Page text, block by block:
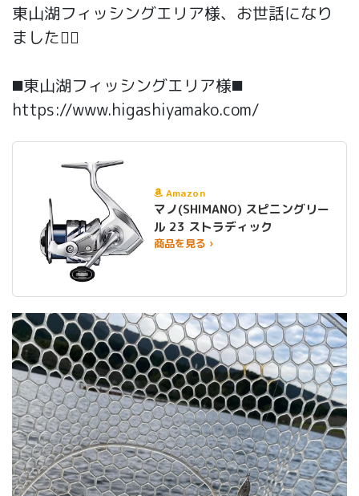
東山湖フィッシングエリア様、お世話になり
ました🙇‍♀️
◼️東山湖フィッシングエリア様◼️
https://www.higashiyamako.com/
Amazon
マノ(SHIMANO) スピニングリー
ル 23 ストラディック
商品を見る ›